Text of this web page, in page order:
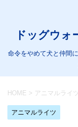
ドッグウォ
命令をやめて犬と仲間
HOME > アニマルライツ
アニマルライツ